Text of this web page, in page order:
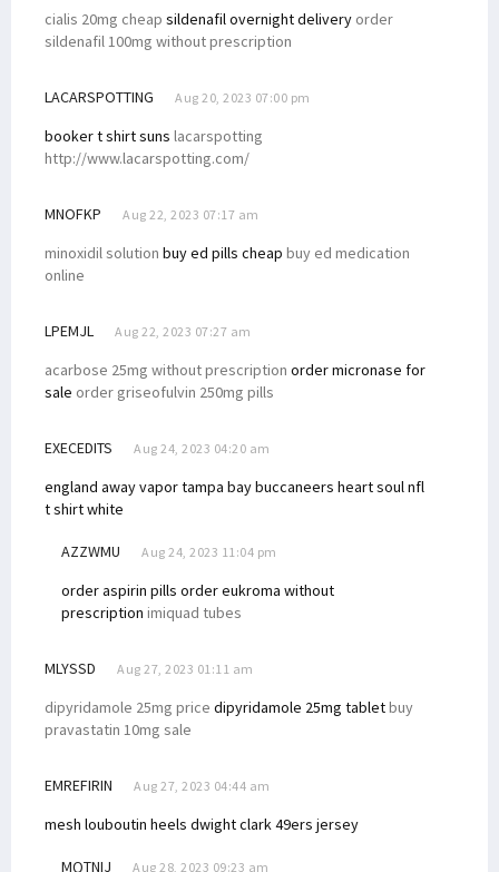
cialis 20mg cheap sildenafil overnight delivery order
sildenafil 100mg without prescription
LACARSPOTTING Aug 20, 2023 07:00 pm
booker t shirt suns lacarspotting
http://www.lacarspotting.com/
MNOFKP Aug 22, 2023 07:17 am
minoxidil solution buy ed pills cheap buy ed medication
online
LPEMJL Aug 22, 2023 07:27 am
acarbose 25mg without prescription order micronase for
sale order griseofulvin 250mg pills
EXECEDITS Aug 24, 2023 04:20 am
england away vaportampa bay buccaneers heart soul nfl
t shirt white
AZZWMU Aug 24, 2023 11:04 pm
order aspirin pills order eukroma without
prescription imiquad tubes
MLYSSD Aug 27, 2023 01:11 am
dipyridamole 25mg price dipyridamole 25mg tabletbuy
pravastatin 10mg sale
EMREFIRIN Aug 27, 2023 04:44 am
mesh louboutin heels dwight clark 49ers jersey
MQTNIJ Aug 28, 2023 09:23 am